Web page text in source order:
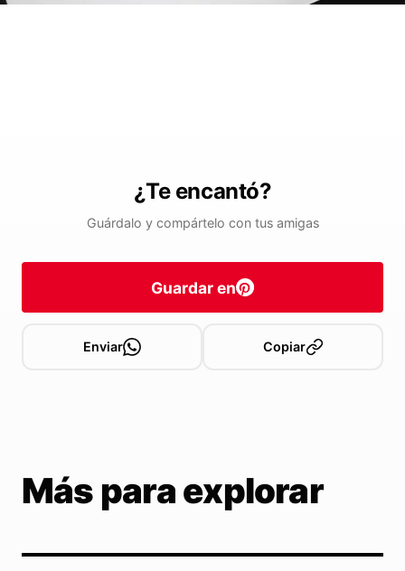
¿Te encantó?
Guárdalo y compártelo con tus amigas
Guardar en
Enviar Copiar
Más para explorar